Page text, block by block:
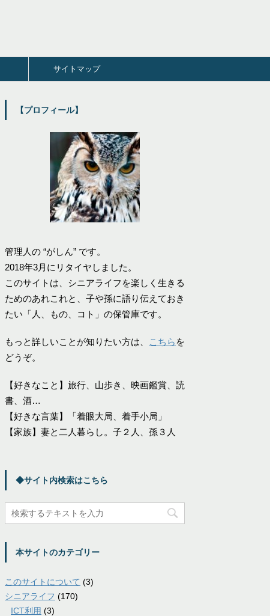
サイトマップ
【プロフィール】
管理人の “がしん” です。
2018年3月にリタイヤしました。
このサイトは、シニアライフを楽しく生きる
ためのあれこれと、子や孫に語り伝えておき
たい「人、もの、コト」の保管庫です。
もっと詳しいことが知りたい方は、 こちら を
どうぞ。
【好きなこと】旅行、山歩き、映画鑑賞、読
書、酒…
【好きな言葉】「着眼大局、着手小局」
【家族】妻と二人暮らし。子２人、孫３人
◆サイト内検索はこちら
本サイトのカテゴリー
このサイトについて (3)
シニアライフ (170)
ICT利用 (3)